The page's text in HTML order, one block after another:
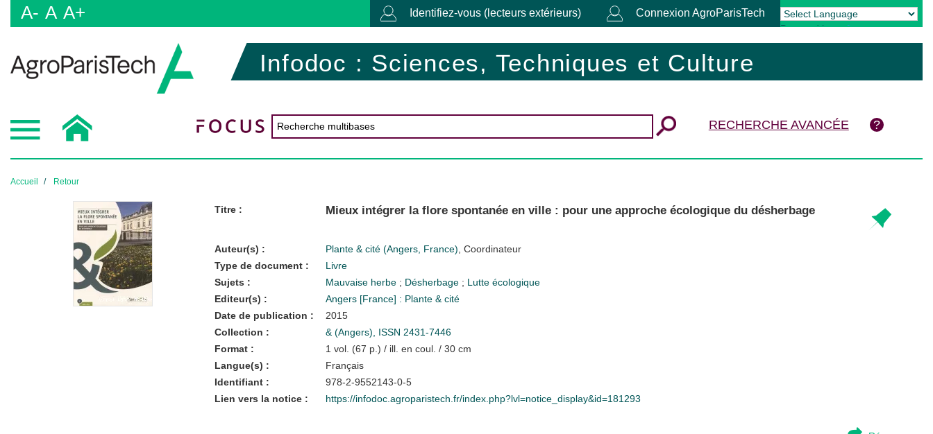
A- A A+ Identifiez-vous (lecteurs extérieurs) Connexion AgroParisTech
Powered by Translate
Infodoc : Sciences, Techniques et Culture
RECHERCHE AVANCÉE
Accueil Retour
Titre : Mieux intégrer la flore spontanée en ville : pour une approche écologique du désherbage
Auteur(s) : Plante & cité (Angers, France) , Coordinateur
Type de document :
Livre
Sujets :
Mauvaise herbe ; Désherbage ; Lutte écologique
Editeur(s) :
Angers [France] : Plante & cité
Date de publication :
2015
Collection :
& (Angers), ISSN 2431-7446
Format :
1 vol. (67 p.) / ill. en coul. / 30 cm
Langue(s) :
Français
Identifiant :
978-2-9552143-0-5
Lien vers la notice :
https://infodoc.agroparistech.fr/index.php?lvl=notice_display&id=181293